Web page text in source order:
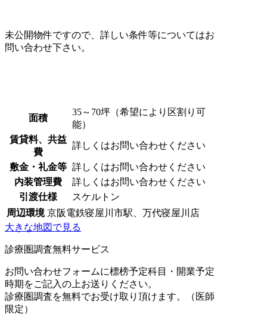
未公開物件ですので、詳しい条件等についてはお
問い合わせ下さい。
面積
35～70坪（希望により区割り可
能）
賃貸料、共益
費
詳しくはお問い合わせください
敷金・礼金等 詳しくはお問い合わせください
内装管理費
詳しくはお問い合わせください
引渡仕様
スケルトン
周辺環境 京阪電鉄寝屋川市駅、万代寝屋川店
大きな地図で見る
診療圏調査無料サービス
お問い合わせフォームに標榜予定科目・開業予定
時期をご記入の上お送りください。
診療圏調査を無料でお受け取り頂けます。（医師
限定）